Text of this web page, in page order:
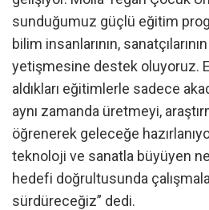
sunduğumuz güçlü eğitim
bilim insanlarının,
yetişmesine destek oluyoruz.
aldıkları eğitimlerle sadece
aynı zamanda üretmeyi,
öğrenerek geleceğe
teknoloji ve sanatla büyüyen
hedefi doğrultusunda
sürdüreceğiz” dedi.